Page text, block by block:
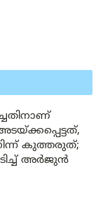
കുത്തരുത്;
അർജുൻ